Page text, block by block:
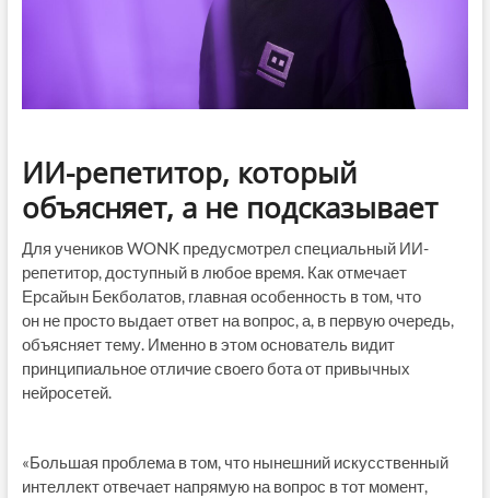
ИИ-репетитор, который
объясняет, а не подсказывает
Для учеников WONK предусмотрел специальный ИИ-
репетитор, доступный в любое время. Как отмечает
Ерсайын Бекболатов, главная особенность в том, что
он не просто выдает ответ на вопрос, а, в первую очередь,
объясняет тему. Именно в этом основатель видит
принципиальное отличие своего бота от привычных
нейросетей.
«Большая проблема в том, что нынешний искусственный
интеллект отвечает напрямую на вопрос в тот момент,